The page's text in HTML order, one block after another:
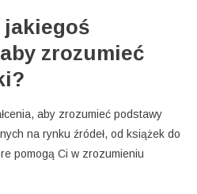
jakiegoś
zrozumieć
aby zrozumieć podstawy
na rynku źródeł, od książek do
pomogą Ci w zrozumieniu